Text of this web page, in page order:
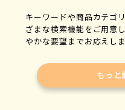
キーワードや商品カテゴ
ざまな検索機能をご用意
やかな要望までお応えしま
もっと